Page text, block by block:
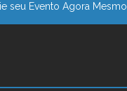
seu Evento Agora Mesmo